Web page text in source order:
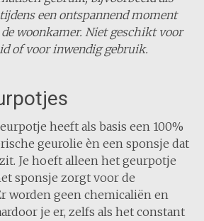
een ontspannend moment
woonkamer. Niet geschikt voor
of voor inwendig gebruik.
heeft als basis een 100%
geurolie èn een sponsje dat
Je hoeft alleen het geurpotje
sponsje zorgt voor de
worden geen chemicaliën en
je er, zelfs als het constant